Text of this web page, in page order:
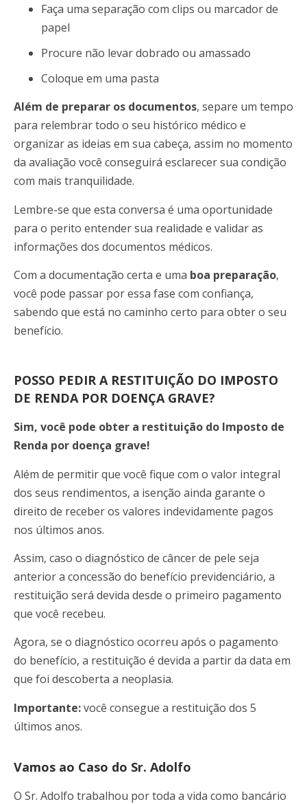
Faça uma separação com clips ou marcador de
papel
Procure não levar dobrado ou amassado
Coloque em uma pasta
Além de preparar os documentos, separe um tempo
para relembrar todo o seu histórico médico e
organizar as ideias em sua cabeça, assim no momento
da avaliação você conseguirá esclarecer sua condição
com mais tranquilidade.
Lembre-se que esta conversa é uma oportunidade
para o perito entender sua realidade e validar as
informações dos documentos médicos.
Com a documentação certa e uma boa preparação,
você pode passar por essa fase com confiança,
sabendo que está no caminho certo para obter o seu
benefício.
POSSO PEDIR A RESTITUIÇÃO DO IMPOSTO
DE RENDA POR DOENÇA GRAVE?
Sim, você pode obter a restituição do Imposto de
Renda por doença grave!
Além de permitir que você fique com o valor integral
dos seus rendimentos, a isenção ainda garante o
direito de receber os valores indevidamente pagos
nos últimos anos.
Assim, caso o diagnóstico de câncer de pele seja
anterior a concessão do benefício previdenciário, a
restituição será devida desde o primeiro pagamento
que você recebeu.
Agora, se o diagnóstico ocorreu após o pagamento
do benefício, a restituição é devida a partir da data em
que foi descoberta a neoplasia.
Importante:você consegue a restituição dos 5
últimos anos.
Vamos ao Caso do Sr. Adolfo
O Sr. Adolfo trabalhou por toda a vida como bancário